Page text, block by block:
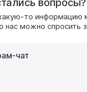
вопросы?
то информацию
нас можно спросить
чат